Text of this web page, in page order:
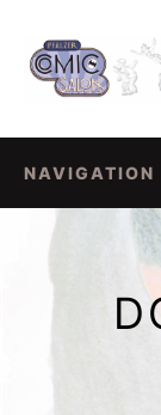
NAVIGATION